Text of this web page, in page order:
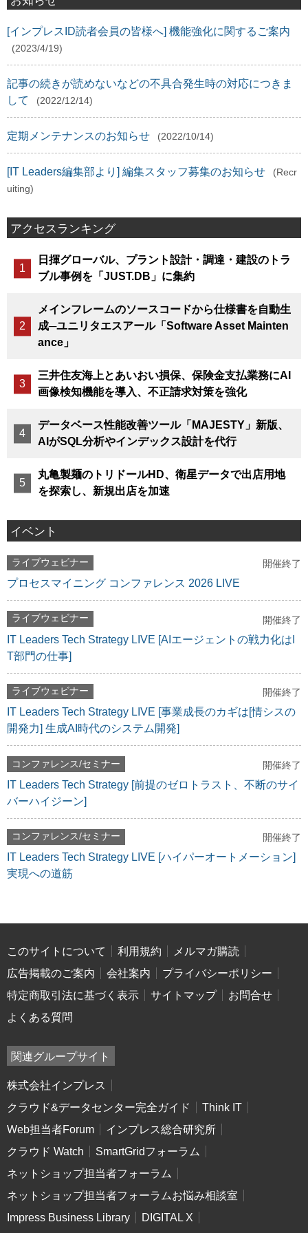
[インプレスID読者会員の皆様へ] 機能強化に関するご案内
(2023/4/19)
記事の続きが読めないなどの不具合発生時の対応につきま
して
(2022/12/14)
定期メンテナンスのお知らせ (2022/10/14)
[IT Leaders編集部より] 編集スタッフ募集のお知らせ
(Recr
uiting)
アクセスランキング
日揮グローバル、プラント設計・調達・建設のトラ
ブル事例を「JUST.DB」に集約
メインフレームのソースコードから仕様書を自動生
成─ユニリタエスアール「Software Asset Mainten
ance」
三井住友海上とあいおい損保、保険金支払業務にAI
画像検知機能を導入、不正請求対策を強化
データベース性能改善ツール「MAJESTY」新版、
AIがSQL分析やインデックス設計を代行
丸亀製麺のトリドールHD、衛星データで出店用地
を探索し、新規出店を加速
イベント
ライブウェビナー 開催終了
プロセスマイニング コンファレンス 2026 LIVE
ライブウェビナー 開催終了
IT Leaders Tech Strategy LIVE [AIエージェントの戦力化はI
T部門の仕事]
ライブウェビナー 開催終了
IT Leaders Tech Strategy LIVE [事業成長のカギは[情シスの
開発力] 生成AI時代のシステム開発]
コンファレンス/セミナー 開催終了
IT Leaders Tech Strategy [前提のゼロトラスト、不断のサイ
バーハイジーン]
コンファレンス/セミナー 開催終了
IT Leaders Tech Strategy LIVE [ハイパーオートメーション]
実現への道筋
このサイトについて 利用規約
メルマガ購読
広告掲載のご案内
会社案内
プライバシーポリシー
特定商取引法に基づく表示
サイトマップ
お問合せ
よくある質問
関連グループサイト
株式会社インプレス
クラウド&データセンター完全ガイド
Think IT
Web担当者Forum
インプレス総合研究所
クラウド Watch
SmartGridフォーラム
ネットショップ担当者フォーラム
ネットショップ担当者フォーラムお悩み相談室
Impress Business Library
DIGITAL X